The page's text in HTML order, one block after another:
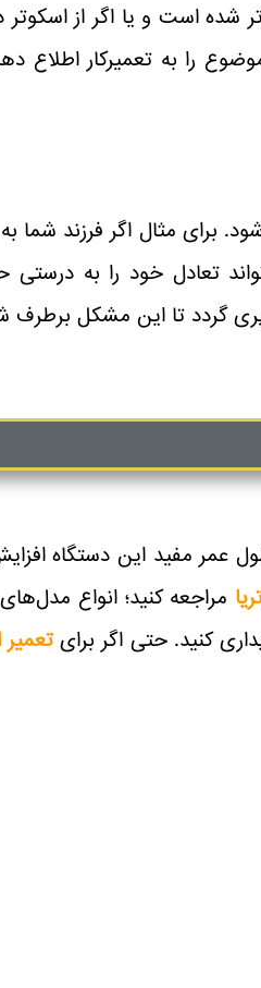
است و یا اگر از اسکوتر
را به تعمیرکار اطلاع
مثال اگر فرزند شما
تعادل خود را به درستی
گردد تا این مشکل برطرف
عمر مفید این دستگاه
مراجعه کنید؛ انواع
کنید. حتی اگر برایتعمیر